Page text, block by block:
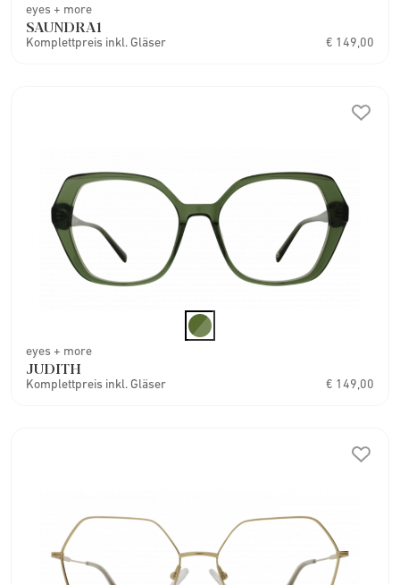
eyes + more
SAUNDRA1
Komplettpreis inkl. Gläser € 149,00
eyes + more
JUDITH
Komplettpreis inkl. Gläser € 149,00